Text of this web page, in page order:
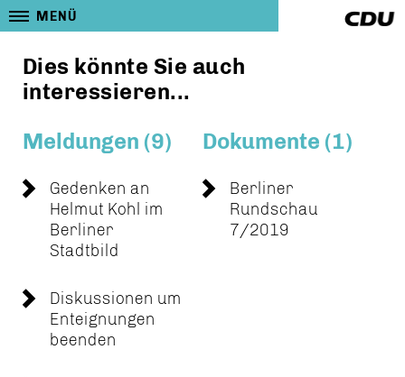
MENÜ
Dies könnte Sie auch
interessieren...
Meldungen (9)
Gedenken an
Helmut Kohl im
Berliner
Stadtbild
Diskussionen um
Enteignungen
beenden
Dokumente (1)
Berliner
Rundschau
7/2019